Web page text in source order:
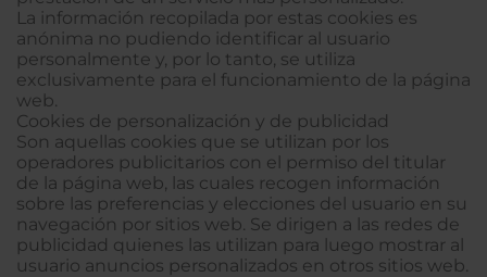
La información recopilada por estas cookies es
anónima no pudiendo identificar al usuario
personalmente y, por lo tanto, se utiliza
exclusivamente para el funcionamiento de la página
web.
Cookies de personalización y de publicidad
Son aquellas cookies que se utilizan por los
operadores publicitarios con el permiso del titular
de la página web, las cuales recogen información
sobre las preferencias y elecciones del usuario en su
navegación por sitios web. Se dirigen a las redes de
publicidad quienes las utilizan para luego mostrar al
usuario anuncios personalizados en otros sitios web.